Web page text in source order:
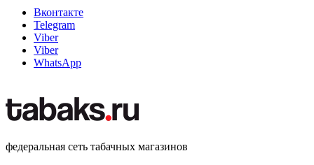
Вконтакте
Telegram
Viber
Viber
WhatsApp
федеральная сеть табачных магазинов